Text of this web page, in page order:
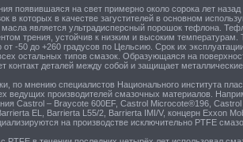
появившаяся на свет примерно около сорока лет
в которых в качестве загустителей в основном
масла является ультрадисперсный порошок тефлона.
трения, устойчив к низким и высоким температурам.
-50 до +260 градусов по Цельсию. Срок их
остальных типов смазок. Образующаяся на
деталей между собой и защищает металлические
по мнению специалистов Национального института
ведущих производителей смазочных материалов.
Castrol – Braycote 600EF, Castrol Microcote®196,
EL, Barrierta L55/2, Barrierta IMI/V, концерн Exxon
на производстве исключительно PTFE